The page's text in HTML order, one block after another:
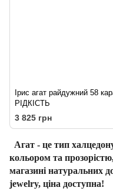
Ірис агат райдужний 58
РІДКІСТЬ
3 825 грн
Агат - це тип
кольором та
магазині натуральних
jewelry, ціна доступна!